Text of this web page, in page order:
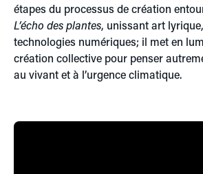
étapes du processus de création
L’écho des plantes, unissant art
technologies numériques; il met en
création collective pour penser
au vivant et à l’urgence climatique.